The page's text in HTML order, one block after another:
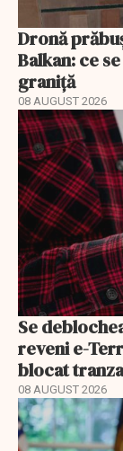
Dronă
Balkan: ce
graniță
08 AUGUST 2026
Se
reveni e-
blocat
08 AUGUST 2026